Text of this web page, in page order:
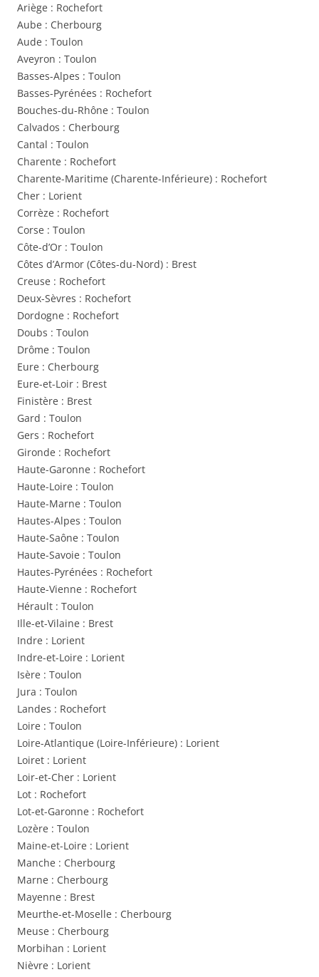
Ariège : Rochefort
Aube : Cherbourg
Aude : Toulon
Aveyron : Toulon
Basses-Alpes : Toulon
Basses-Pyrénées : Rochefort
Bouches-du-Rhône : Toulon
Calvados : Cherbourg
Cantal : Toulon
Charente : Rochefort
Charente-Maritime (Charente-Inférieure) : Rochefort
Cher : Lorient
Corrèze : Rochefort
Corse : Toulon
Côte-d’Or : Toulon
Côtes d’Armor (Côtes-du-Nord) : Brest
Creuse : Rochefort
Deux-Sèvres : Rochefort
Dordogne : Rochefort
Doubs : Toulon
Drôme : Toulon
Eure : Cherbourg
Eure-et-Loir : Brest
Finistère : Brest
Gard : Toulon
Gers : Rochefort
Gironde : Rochefort
Haute-Garonne : Rochefort
Haute-Loire : Toulon
Haute-Marne : Toulon
Hautes-Alpes : Toulon
Haute-Saône : Toulon
Haute-Savoie : Toulon
Hautes-Pyrénées : Rochefort
Haute-Vienne : Rochefort
Hérault : Toulon
Ille-et-Vilaine : Brest
Indre : Lorient
Indre-et-Loire : Lorient
Isère : Toulon
Jura : Toulon
Landes : Rochefort
Loire : Toulon
Loire-Atlantique (Loire-Inférieure) : Lorient
Loiret : Lorient
Loir-et-Cher : Lorient
Lot : Rochefort
Lot-et-Garonne : Rochefort
Lozère : Toulon
Maine-et-Loire : Lorient
Manche : Cherbourg
Marne : Cherbourg
Mayenne : Brest
Meurthe-et-Moselle : Cherbourg
Meuse : Cherbourg
Morbihan : Lorient
Nièvre : Lorient